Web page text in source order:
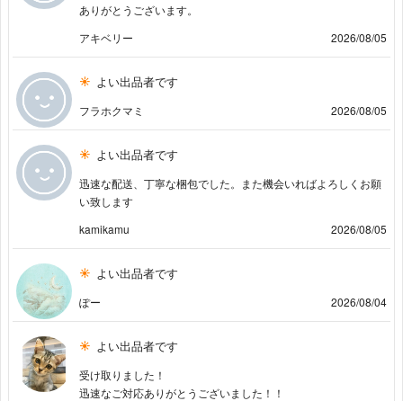
ありがとうございます。
アキベリー
2026/08/05
よい出品者です
フラホクマミ 2026/08/05
よい出品者です
迅速な配送、丁寧な梱包でした。また機会いればよろしくお願
い致します
kamikamu
2026/08/05
よい出品者です
ぽー 2026/08/04
よい出品者です
受け取りました！
迅速なご対応ありがとうございました！！